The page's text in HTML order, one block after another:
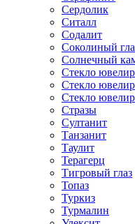
Сердолик
Ситалл
Содалит
Соколиный
Солнечный
Стекло
Стекло
Стекло
Стразы
Султанит
Танзанит
Таулит
Терагерц
Тигровый глаз
Топаз
Туркиз
Турмалин